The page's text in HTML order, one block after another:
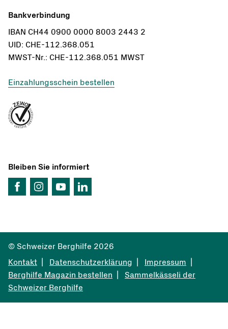
Bankverbindung
IBAN CH44 0900 0000 8003 2443 2
UID: CHE-112.368.051
MWST-Nr.: CHE-112.368.051 MWST
Einzahlungsschein bestellen
Bleiben Sie informiert
© Schweizer Berghilfe 2026
Kontakt
Datenschutzerklärung
Impressum
Berghilfe Magazin bestellen
Sammelkässeli der
Schweizer Berghilfe